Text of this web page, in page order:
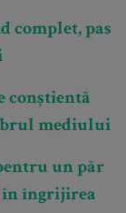
complet, pas
conștientă
mediului
un păr
în îngrijirea